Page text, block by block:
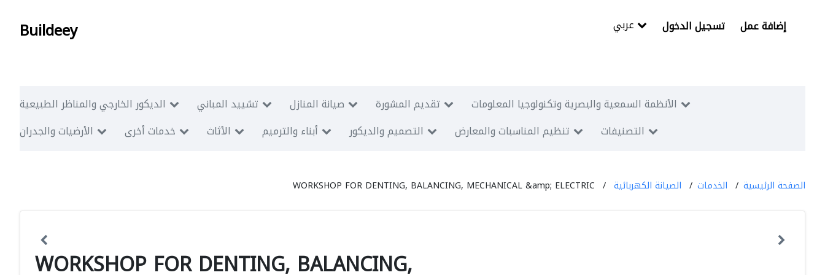
Buildeey تسجيل الدخول إضافة عمل
الديكور الخارجي والمناظر الطبيعية تشييد المباني صيانة المنازل تقديم المشورة
الأنظمة السمعية والبصرية وتكنولوجيا المعلومات
الأرضيات والجدران
خدمات أخرى الأثاث أبناء والترميم التصميم والديكور تنظيم المناسبات والمعارض التصنيفات
الصفحة الرئيسية الخدمات الصيانة الكهربائية WORKSHOP FOR DENTING, BALANCING, MECHANICAL &amp; ELECTRIC
WORKSHOP FOR DENTING, BALANCING,